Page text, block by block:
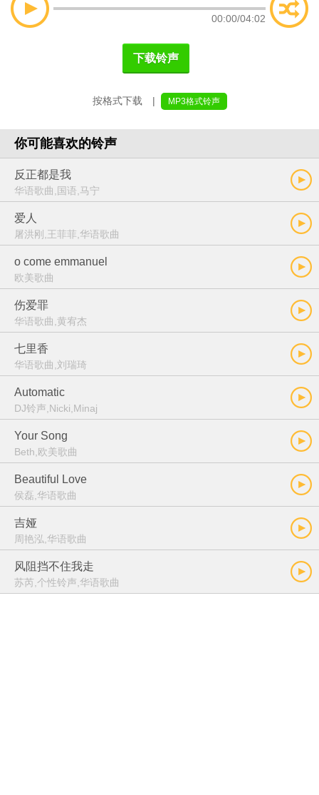
00:00/04:02
下载铃声
按格式下载 | MP3格式铃声
你可能喜欢的铃声
反正都是我
华语歌曲,国语,马宁
爱人
屠洪刚,王菲菲,华语歌曲
o come emmanuel
欧美歌曲
伤爱罪
华语歌曲,黄宥杰
七里香
华语歌曲,刘瑞琦
Automatic
DJ铃声,Nicki,Minaj
Your Song
Beth,欧美歌曲
Beautiful Love
侯磊,华语歌曲
吉娅
周艳泓,华语歌曲
风阻挡不住我走
苏芮,个性铃声,华语歌曲